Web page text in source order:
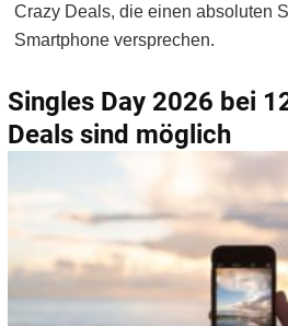
Crazy Deals, die einen absoluten
Smartphone versprechen.
Singles Day 2026 bei
Deals sind möglich